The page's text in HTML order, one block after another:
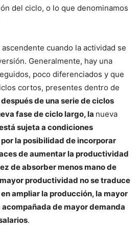
del ciclo, o lo que denominamos
cuando la actividad se
Generalmente, hay una
poco diferenciados y que
cortos, presentes dentro de
de una serie de ciclos
fase de ciclo largo, la nueva
sujeta a condiciones
la posibilidad de incorporar
de aumentar la productividad
de absorber menos mano de
productividad no se traduce
ampliar la producción, la mayor
de mayor demanda
.